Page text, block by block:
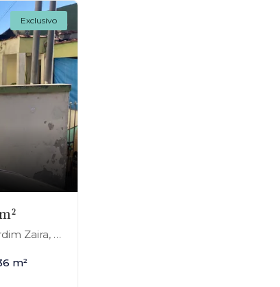
Exclusivo
Mauá-SP
m²